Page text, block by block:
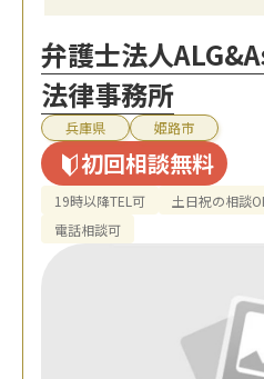
弁護士法人
法律事務所
兵庫県 姫路市
初回相談無料
19時以降TEL可 土日祝の相談
電話相談可